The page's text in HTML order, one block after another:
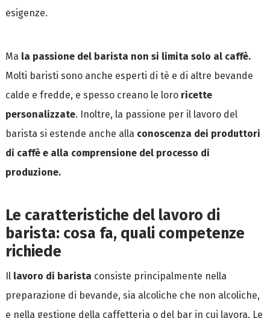
esigenze.
Ma la passione del barista non si limita solo al caffè.
Molti baristi sono anche esperti di tè e di altre bevande
calde e fredde, e spesso creano le loro ricette
personalizzate. Inoltre, la passione per il lavoro del
barista si estende anche alla conoscenza dei produttori
di caffè e alla comprensione del processo di
produzione.
Le caratteristiche del lavoro di
barista: cosa fa, quali competenze
richiede
Il lavoro di barista consiste principalmente nella
preparazione di bevande, sia alcoliche che non alcoliche,
e nella gestione della caffetteria o del bar in cui lavora. Le